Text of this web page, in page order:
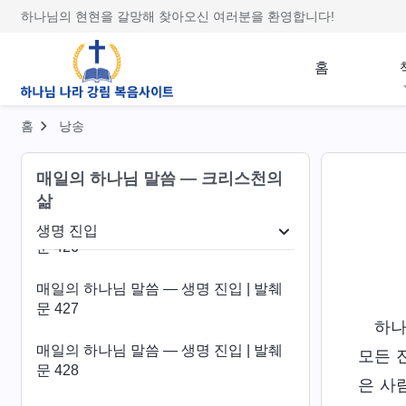
하나님의 현현을 갈망해 찾아오신 여러분을 환영합니다!
홈
홈 낭송
매일의 하나님 말씀 ― 크리스천의
삶
생명 진입
괴 폭로 생명 진입 종착지와 결말
매일의 하나님 말씀 ― 생명 진입 | 발췌
문 423
문 424
문 425
매일의 하나님 말씀 ― 생명 진입 | 발췌
문 426
매일의 하나님 말씀 ― 생명 진입 | 발췌
문 427
매일의 하나님 말씀 ― 생명 진입 | 발췌
문 428
하
모든
은 사